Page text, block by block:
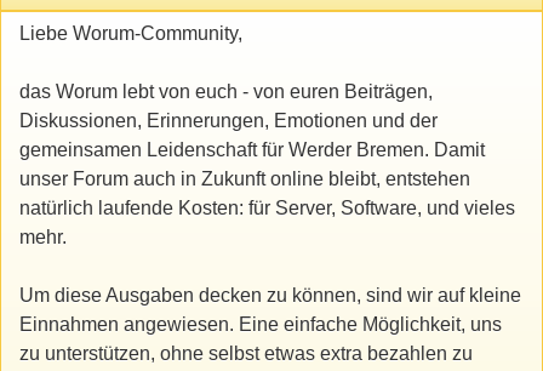
Liebe Worum-Community,
das Worum lebt von euch - von euren Beiträgen,
Diskussionen, Erinnerungen, Emotionen und der
gemeinsamen Leidenschaft für Werder Bremen. Damit
unser Forum auch in Zukunft online bleibt, entstehen
natürlich laufende Kosten: für Server, Software, und vieles
mehr.
Um diese Ausgaben decken zu können, sind wir auf kleine
Einnahmen angewiesen. Eine einfache Möglichkeit, uns
zu unterstützen, ohne selbst etwas extra bezahlen zu